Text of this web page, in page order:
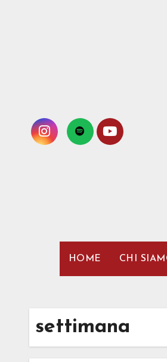
HOME CHI
settimana